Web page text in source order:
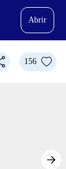
Abrir
156